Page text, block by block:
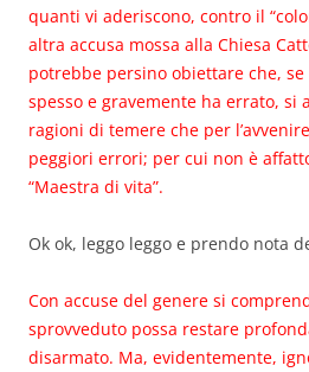
quanti vi aderiscono, contro il
altra accusa mossa alla Chiesa
potrebbe persino obiettare che,
spesso e gravemente ha errato, si
ragioni di temere che per
peggiori errori; per cui non è
“Maestra di vita”.
Ok ok, leggo leggo e prendo nota
Con accuse del genere si
sprovveduto possa restare
disarmato. Ma, evidentemente,